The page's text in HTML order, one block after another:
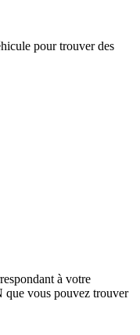
pour trouver des
à votre
que vous pouvez trouver